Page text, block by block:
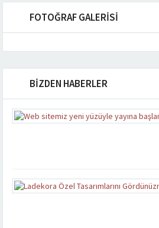
FOTOĞRAF GALERİSİ
BİZDEN HABERLER